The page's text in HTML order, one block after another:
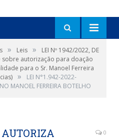
» Leis »
LEI Nº 1942/2022, DE
sobre autorização para doação
para o Sr. Manoel Ferreira
»
LEI N°1.942-2022-
MANOEL FERREIRA BOTELHO
AUTORIZA
0